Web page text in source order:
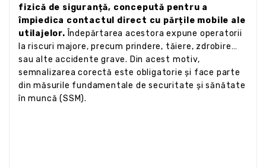
fizică de siguranță, concepută pentru a
împiedica contactul direct cu părțile mobile ale
utilajelor. Îndepărtarea acestora expune operatorii
la riscuri majore, precum prindere, tăiere, zdrobire
sau alte accidente grave. Din acest motiv,
semnalizarea corectă este obligatorie și face parte
din măsurile fundamentale de securitate și sănătate
în muncă (SSM).